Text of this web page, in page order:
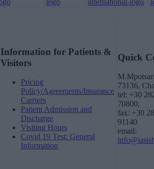
Information for Patients &
Visitors
Pricing
Policy/Agreements/Insurance
Carriers
Patient Admission and
Discharge
Visiting Hours
Covid 19 Test: General
Information
Quick
73136,
tel: +30
70800,
fax: +30
91140
email: